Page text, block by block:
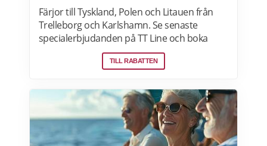
Färjor till Tyskland, Polen och Litauen från
Trelleborg och Karlshamn. Se senaste
specialerbjudanden på TT Line och boka
online för de bästa priserna. Shoppingresor
från endast 195 kronor!
TILL RABATTEN